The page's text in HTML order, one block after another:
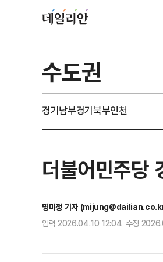
수도권
경기남부경기북부인천
더불어민주당
명미정 기자
입력 2026.04.10 12:04 수정